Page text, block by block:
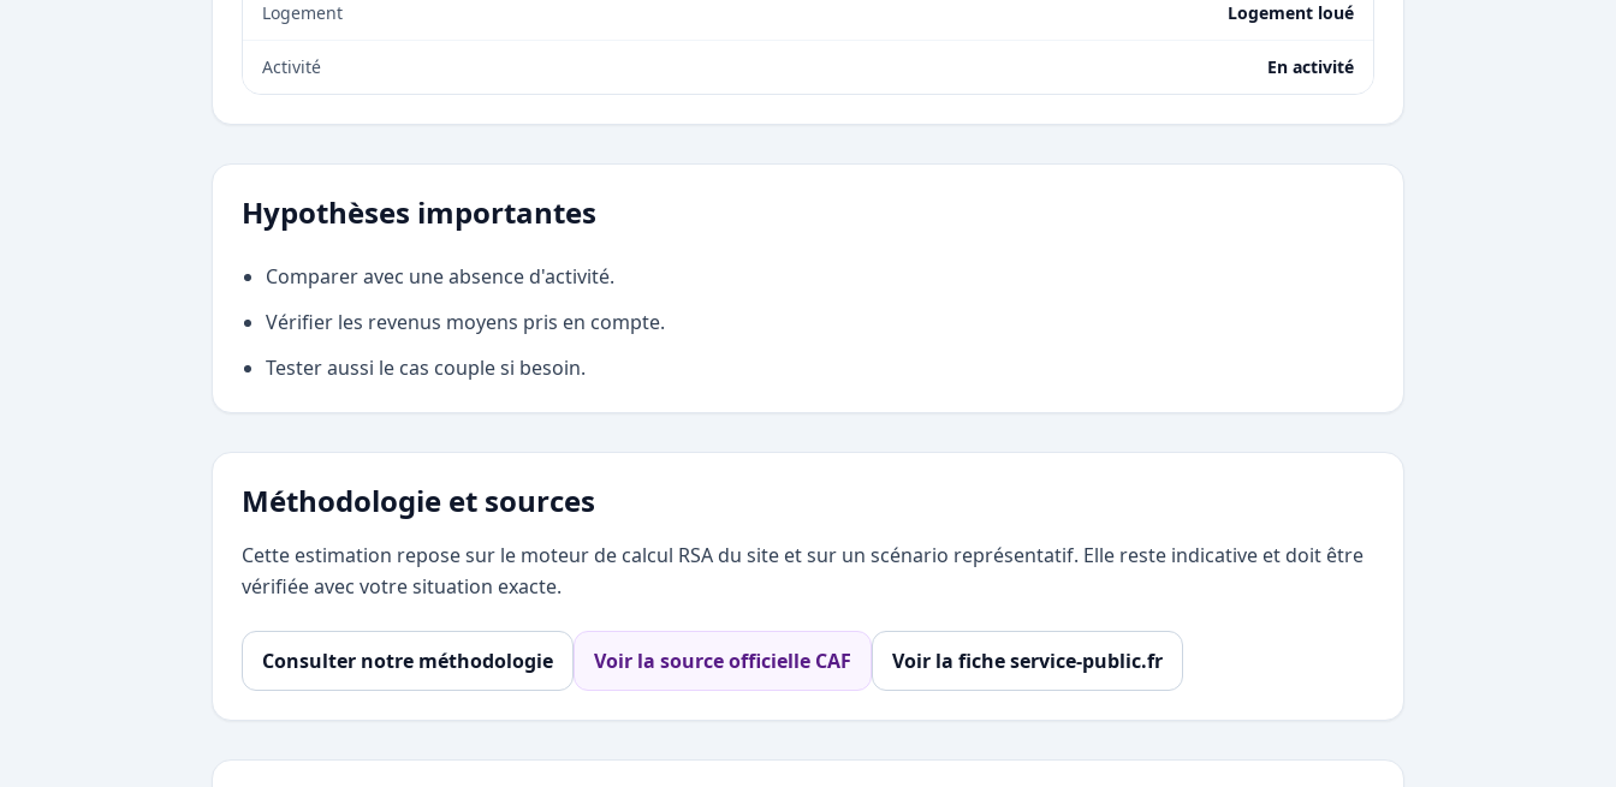
Logement Logement loué
Activité En activité
Hypothèses importantes
Comparer avec une absence d'activité.
Vérifier les revenus moyens pris en compte.
Tester aussi le cas couple si besoin.
Méthodologie et sources
Cette estimation repose sur le moteur de calcul RSA du site et sur un scénario représentatif. Elle reste indicative et doit être
vérifiée avec votre situation exacte.
Consulter notre méthodologie Voir la source officielle CAF Voir la fiche service-public.fr